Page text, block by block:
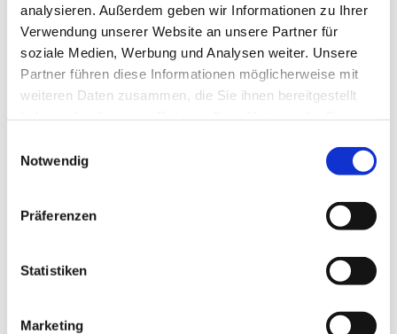
analysieren. Außerdem geben wir Informationen zu Ihrer
Verwendung unserer Website an unsere Partner für
soziale Medien, Werbung und Analysen weiter. Unsere
Partner führen diese Informationen möglicherweise mit
weiteren Daten zusammen, die Sie ihnen bereitgestellt
Notwendig
Präferenzen
Statistiken
Marketing
Britt Jatho
Jahnstr. 6
37276 Meinhard
Geschäftsführung:
Britt Jatho
E-Mail: mail@jathodesign.de
Unsere Öffnungszeiten
Wenn wir einmal nicht erreichbar sind, hinterlassen Sie uns bitte eine Nachricht
auf unserem Anrufbeantworter. Wir rufen baldmöglichst zurück.